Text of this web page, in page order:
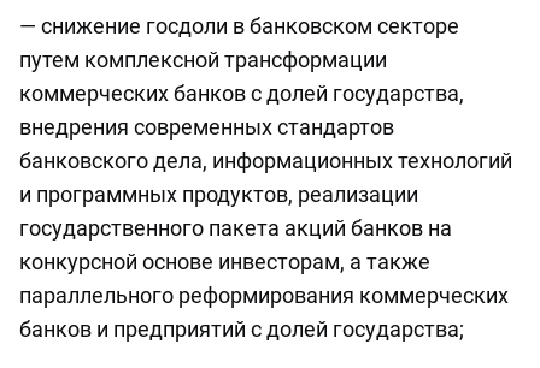
— снижение госдоли в банковском секторе
путем комплексной трансформации
коммерческих банков с долей государства,
внедрения современных стандартов
банковского дела, информационных технологий
и программных продуктов, реализации
государственного пакета акций банков на
конкурсной основе инвесторам, а также
параллельного реформирования коммерческих
банков и предприятий с долей государства;